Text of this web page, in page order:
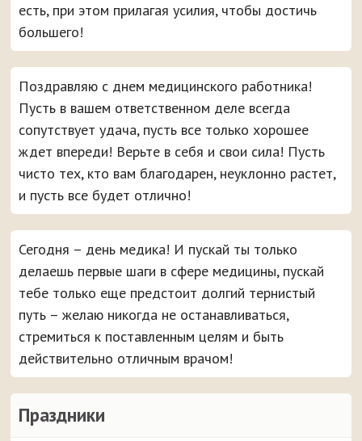
Праздники
есть, при этом прилагая усилия, чтобы достичь
большего!
Поздравляю с днем медицинского работника!
Пусть в вашем ответственном деле всегда
сопутствует удача, пусть все только хорошее
ждет впереди! Верьте в себя и свои сила! Пусть
чисто тех, кто вам благодарен, неуклонно растет,
и пусть все будет отлично!
Сегодня – день медика! И пускай ты только
делаешь первые шаги в сфере медицины, пускай
тебе только еще предстоит долгий тернистый
путь – желаю никогда не останавливаться,
стремиться к поставленным целям и быть
действительно отличным врачом!